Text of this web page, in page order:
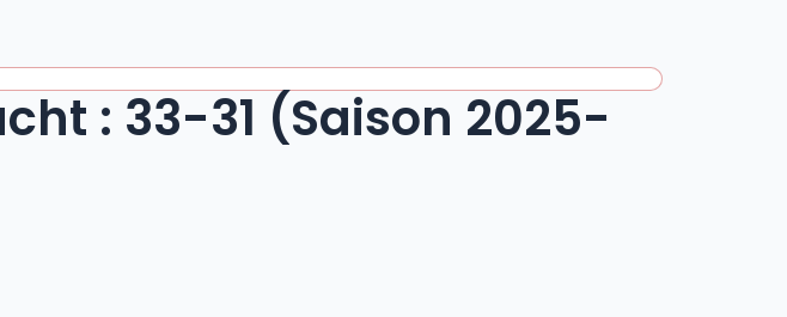
: 33-31 (Saison 2025-